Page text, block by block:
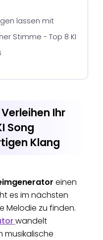
lassen mit
Stimme - Top 8 KI
Ihr
Song
Klang
einen
es im nächsten
Melodie zu finden.
wandelt
musikalische